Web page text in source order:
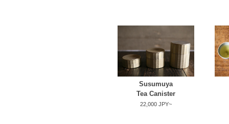
Susumuya
Tea Canister
22,000 JPY~